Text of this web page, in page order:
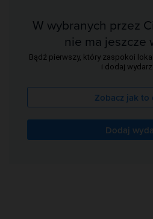
W wybranych przez
nie ma jeszcze
Bądź pierwszy, który zaspokoi
i dodaj
Zobacz jak to
Dodaj